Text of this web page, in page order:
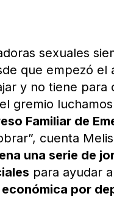
sexuales
que empezó el
y no tiene para
gremio
Familiar de
cuenta
una serie de
para ayudar
por